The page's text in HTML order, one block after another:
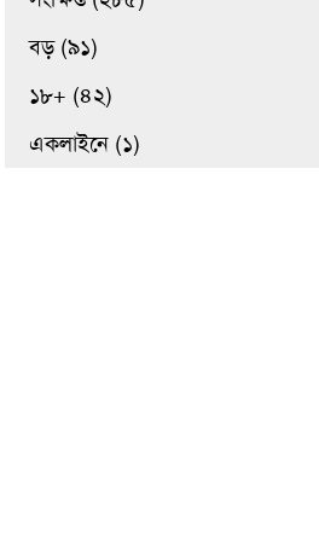
বড় (৯১)
১৮+ (৪২)
একলাইনে (১)